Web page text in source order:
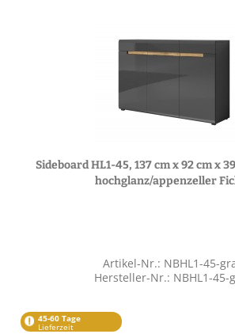
Sideboard HL1-45, 137 cm x 92 cm x
hochglanz/appenzeller
Artikel-Nr.: NBHL1-45-
Hersteller-Nr.: NBHL1-45-
45-60 Tage
Lieferzeit